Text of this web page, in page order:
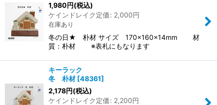
並び順:
絞り込む
1,980円(税込)
ケインドレイク定価: 2,000円
在庫あり
冬の日★ 朴材 サイズ 170×160×14mm 材
質：朴材 ※表札にもなります
キーラック
冬 朴材 [48361]
2,178円(税込)
ケインドレイク定価: 2,200円